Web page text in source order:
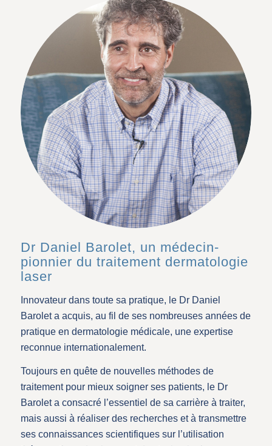
Dr Daniel Barolet, un médecin-
pionnier du traitement dermatologie
laser
Innovateur dans toute sa pratique, le Dr Daniel
Barolet a acquis, au fil de ses nombreuses années de
pratique en dermatologie médicale, une expertise
reconnue internationalement.
Toujours en quête de nouvelles méthodes de
traitement pour mieux soigner ses patients, le Dr
Barolet a consacré l’essentiel de sa carrière à traiter,
mais aussi à réaliser des recherches et à transmettre
ses connaissances scientifiques sur l’utilisation